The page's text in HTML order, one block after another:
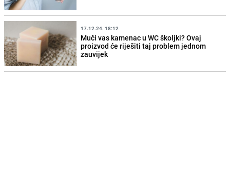
17.12.24. 18:12
Muči vas kamenac u WC školjki? Ovaj
proizvod će riješiti taj problem jednom
zauvijek